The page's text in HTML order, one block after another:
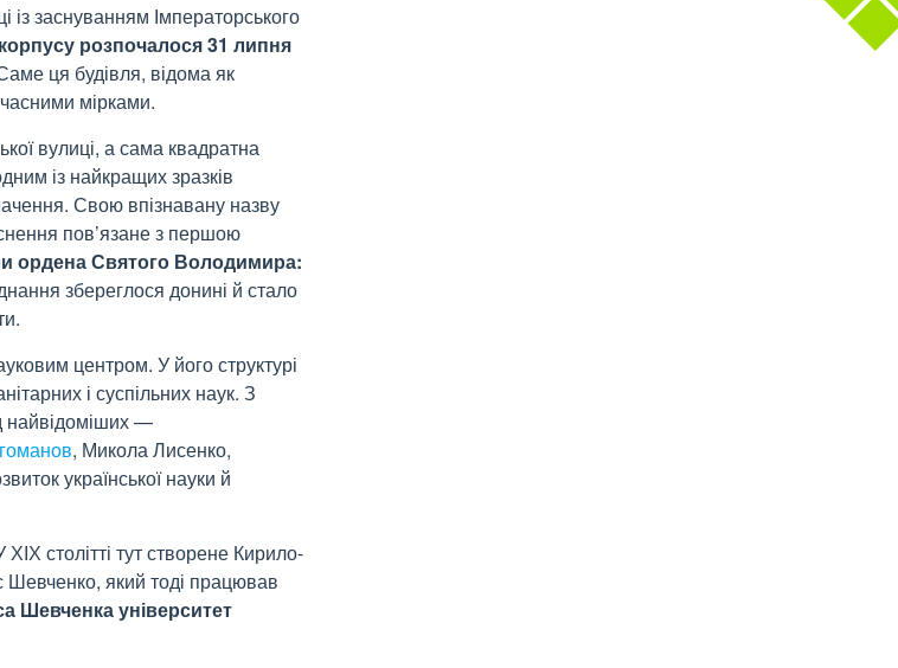
із заснуванням Імператорського
розпочалося 31 липня
ця будівля, відома як
мірками.
вулиці, а сама квадратна
із найкращих зразків
Свою впізнавану назву
пов’язане з першою
ордена Святого Володимира:
збереглося донині й стало
центром. У його структурі
і суспільних наук. З
найвідоміших —
, МиколаЛисенко,
української науки й
столітті тут створене Кирило-
Шевченко, який тоді працював
Шевченка університет